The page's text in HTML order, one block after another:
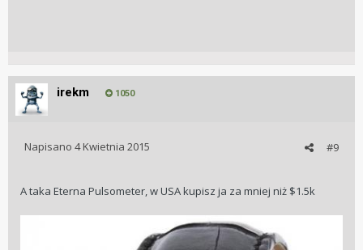
irekm 1050
#9
Napisano 4 Kwietnia 2015
A taka Eterna Pulsometer, w USA kupisz ja za mniej niż $1.5k